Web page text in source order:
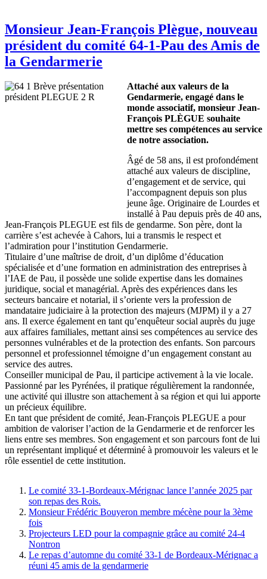
Monsieur Jean-François Plègue, nouveau
président du comité 64-1-Pau des Amis de
la Gendarmerie
Attaché aux valeurs de la
Gendarmerie, engagé dans le
monde associatif, monsieur Jean-
François PLÈGUE souhaite
mettre ses compétences au service
de notre association.
Âgé de 58 ans, il est profondément
attaché aux valeurs de discipline,
d’engagement et de service, qui
l’accompagnent depuis son plus
jeune âge. Originaire de Lourdes et
installé à Pau depuis près de 40 ans,
Jean-François PLEGUE est fils de gendarme. Son père, dont la
carrière s’est achevée à Cahors, lui a transmis le respect et
l’admiration pour l’institution Gendarmerie.
Titulaire d’une maîtrise de droit, d’un diplôme d’éducation
spécialisée et d’une formation en administration des entreprises à
l’IAE de Pau, il possède une solide expertise dans les domaines
juridique, social et managérial. Après des expériences dans les
secteurs bancaire et notarial, il s’oriente vers la profession de
mandataire judiciaire à la protection des majeurs (MJPM) il y a 27
ans. Il exerce également en tant qu’enquêteur social auprès du juge
aux affaires familiales, mettant ainsi ses compétences au service des
personnes vulnérables et de la protection des enfants. Son parcours
personnel et professionnel témoigne d’un engagement constant au
service des autres.
Conseiller municipal de Pau, il participe activement à la vie locale.
Passionné par les Pyrénées, il pratique régulièrement la randonnée,
une activité qui illustre son attachement à sa région et qui lui apporte
un précieux équilibre.
En tant que président de comité, Jean-François PLEGUE a pour
ambition de valoriser l’action de la Gendarmerie et de renforcer les
liens entre ses membres. Son engagement et son parcours font de lui
un représentant impliqué et déterminé à promouvoir les valeurs et le
rôle essentiel de cette institution.
Le comité 33-1-Bordeaux-Mérignac lance l’année 2025 par
son repas des Rois.
Monsieur Frédéric Bouyeron membre mécène pour la 3ème
fois
Projecteurs LED pour la compagnie grâce au comité 24-4
Nontron
Le repas d’automne du comité 33-1 de Bordeaux-Mérignac a
réuni 45 amis de la gendarmerie